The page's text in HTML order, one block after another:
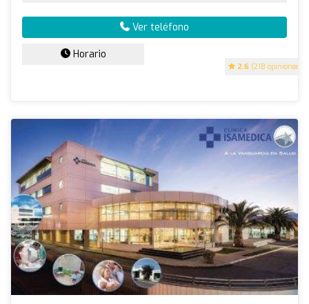
2.6 (218 opiniones)
Ver teléfono
Horario